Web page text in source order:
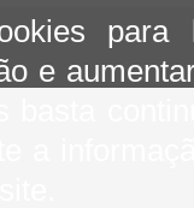
para
e